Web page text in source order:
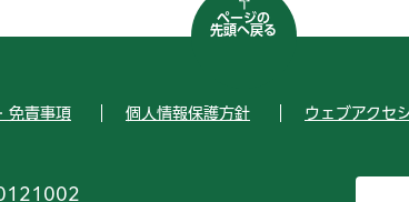
ページの
先頭へ戻る
免責事項 個人情報保護方針 ウェブアクセ